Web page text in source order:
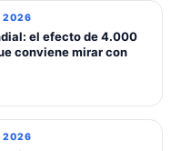
2026
el efecto de 4.000
conviene mirar con
2026